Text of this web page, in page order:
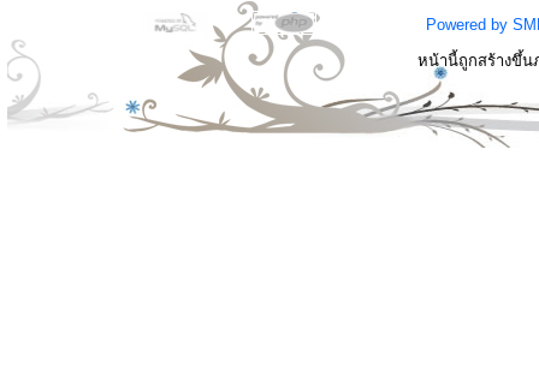
Powered by
หน้านี้ถูกสร้างขึ้น